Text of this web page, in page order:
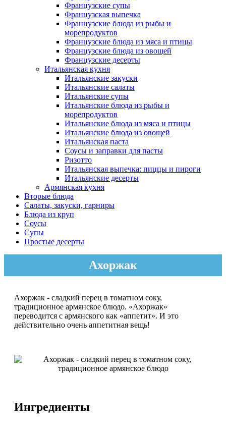
Французские супы
Французская выпечка
Французские блюда из рыбы и
морепродуктов
Французские блюда из мяса и птицы
Французские блюда из овощей
Французские десерты
Итальянская кухня
Итальянские закуски
Итальянские салаты
Итальянские супы
Итальянские блюда из рыбы и
морепродуктов
Итальянские блюда из мяса и птицы
Итальянские блюда из овощей
Итальянская паста
Соусы и заправки для пасты
Ризотто
Итальянская выпечка: пиццы и пироги
Итальянские десерты
Армянская кухня
Вторые блюда
Салаты, закуски, гарниры
Блюда из круп
Соусы
Супы
Простые десерты
Ахоржак
Ахоржак - сладкий перец в томатном соку,
традиционное армянское блюдо. «Ахоржак»
переводится с армянского как «аппетит». И это
действительно очень аппетитная вещь!
Ингредиенты